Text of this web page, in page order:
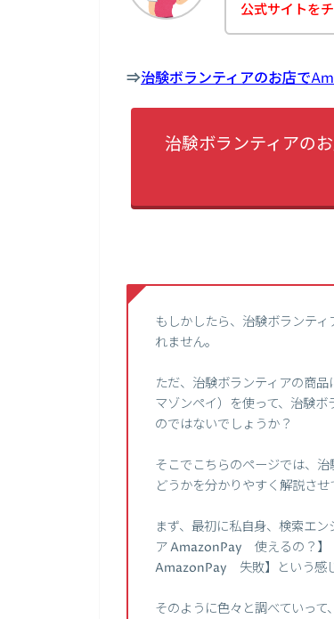
公式サイトを
⇒治験ボランティアのお店で
治験ボランティアの
もしかしたら、治験ボランテ
れません。
ただ、治験ボランティアの商
マゾンペイ）を使って、治験
のではないでしょうか？
そこでこちらのページでは、
どうかを分かりやすく解説させ
まず、最初に私自身、検索エ
ア AmazonPay 使えるの？】
AmazonPay 失敗】という感
そのように色々と調べていっ